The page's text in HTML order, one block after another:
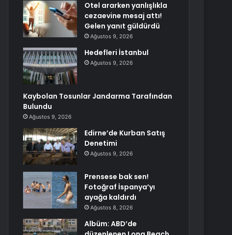
Otel ararken yanlışlıkla
cezaevine mesaj attı!
Gelen yanıt güldürdü
Ağustos 9, 2026
Hedefleri İstanbul
Ağustos 9, 2026
Kaybolan Tosunlar Jandarma Tarafından
Bulundu
Ağustos 9, 2026
Edirne’de Kurban Satış
Denetimi
Ağustos 9, 2026
Prensese bak sen!
Fotoğraf İspanya’yı
ayağa kaldırdı
Ağustos 8, 2026
Albüm: ABD’de